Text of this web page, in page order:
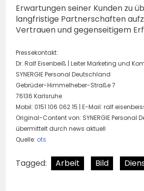
Erwartungen seiner Kunden zu
langfristige Partnerschaften
Vertrauen und gegenseitigem
Pressekontakt:
Dr. Ralf Eisenbeiß | Leiter Marketing und
SYNERGIE Personal Deutschland
Gebrüder-Himmelheber-Straße 7
76136 Karlsruhe
Mobil: 0151 106 062 15 | E-Mail:
Original-Content von: SYNERGIE Personal
übermittelt durch news aktuell
Quelle: ots
Tagged: Arbeit Bild